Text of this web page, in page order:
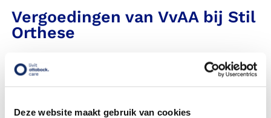
Deze website maakt gebruik van cookies
Vergoedingen van VvAA bij Stil
Orthese
Heeft Livit Ottobock Care een contract met deze
zorgverzekeraar in 2026?